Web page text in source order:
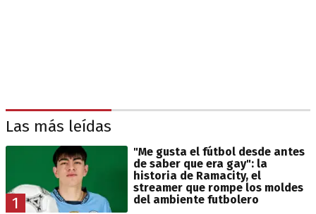
Las más leídas
1
"Me gusta el fútbol desde antes
de saber que era gay": la
historia de Ramacity, el
streamer que rompe los moldes
del ambiente futbolero